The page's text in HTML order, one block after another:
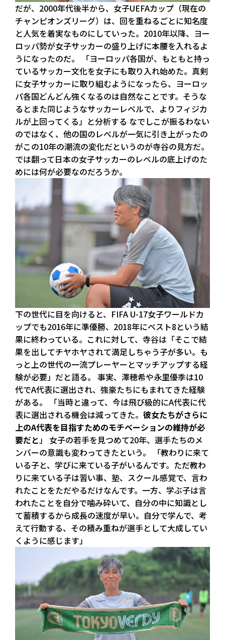
だが、2000年代後半から、女子UEFAカップ（現在の
チャンピオンズリーグ）は、回を重ねるごとに知名度
と人気を着実なものにしていった。2010年以降、ヨー
ロッパ勢が女子サッカーの盛り上げに本腰を入れるよ
うになったのだ。 「ヨーロッパ各国が、もともと持っ
ているサッカー文化を女子にも取り入れ始めた。真剣
に女子サッカーに取り組むようになったら、ヨーロッ
パ各国どんどん強くなるのは自然なことです。そうな
るとまた同じようなサッカーレベルで、よりフィジカ
ルが上回ってくる」と分析する なでしこが振るわない
のではなく、他の国のレベルが一気に引き上がったの
がこの10年の潮流の変化だというのが寺谷の見方だ。
では翻って日本の女子サッカーのレベルの底上げのた
めには何が必要なのだろうか。
下の世代に目を向けると、FIFA U-17女子ワールドカ
ップでも2016年に準優勝、2018年にベスト8という結
果に終わっている。これに対して、寺谷は「そこで結
果を出してチヤホヤされて満足しちゃう子が多い。も
っと上の世代の一流プレーヤーとマッチアップする経
験が必要」だと語る。 事実、澤穂希や永里優季は10
代でA代表に選出され、強豪たちにもまれてきた経験
がある。 「当時と違って、今は飛び級的にA代表に代
表に選出される機会は減ってきた。 彼女たちがさらに
上のA代表を目指すためのモチベーションの維持が必
要だと」 女子の若手を見つめて20年、選手たちのメ
ンバーの意識も変わってきたという。 「教わりに来て
いる子と、学びに来ている子がいるんです。ただ教わ
りに来ている子は習い事、塾、スクール感覚で、言わ
れたことをただやるだけなんです。一方、学ぶ子は言
われたことを自分で噛み砕いて、自分の中に知識とし
て蓄積するから成長の速度が早い。自分で学んで、考
えて行動する、その積み重ねが選手として大成してい
くように感じます」